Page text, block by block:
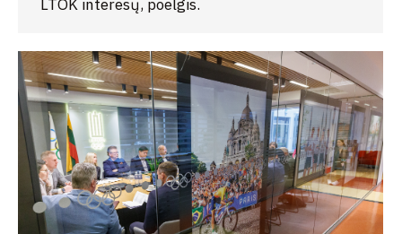
LTOK interesų, poelgis.